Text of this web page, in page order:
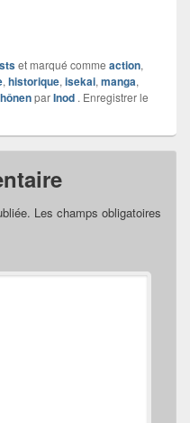
et marqué comme action,
,historique,isekai,manga,
parInod . Enregistrer le
Les champs obligatoires